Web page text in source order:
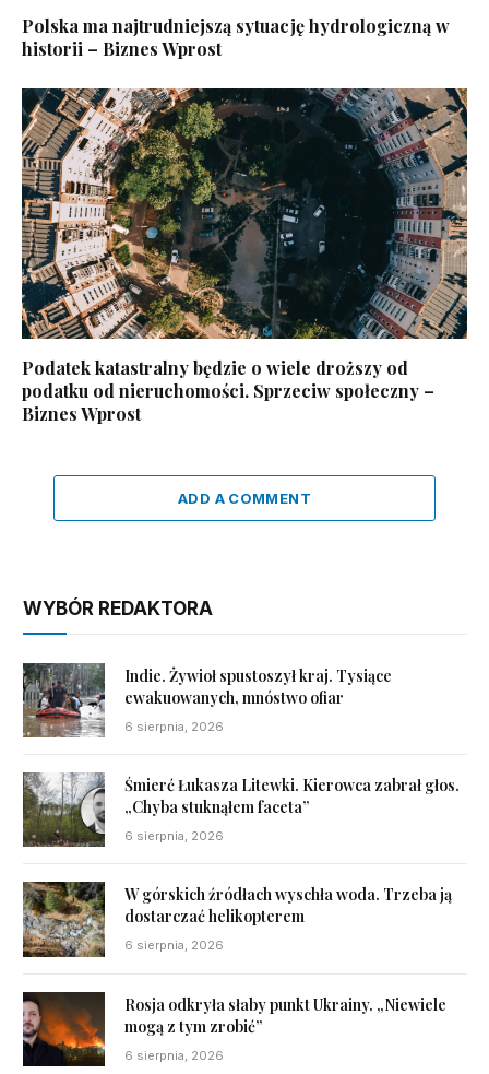
Polska ma najtrudniejszą sytuację hydrologiczną w
historii – Biznes Wprost
Podatek katastralny będzie o wiele droższy od
podatku od nieruchomości. Sprzeciw społeczny –
Biznes Wprost
ADD A COMMENT
WYBÓR REDAKTORA
Indie. Żywioł spustoszył kraj. Tysiące
ewakuowanych, mnóstwo ofiar
6 sierpnia, 2026
Śmierć Łukasza Litewki. Kierowca zabrał głos.
„Chyba stuknąłem faceta”
6 sierpnia, 2026
W górskich źródłach wyschła woda. Trzeba ją
dostarczać helikopterem
6 sierpnia, 2026
Rosja odkryła słaby punkt Ukrainy. „Niewiele
mogą z tym zrobić”
6 sierpnia, 2026